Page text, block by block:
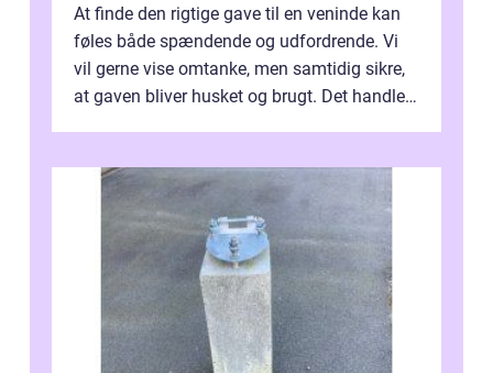
At finde den rigtige gave til en veninde kan
føles både spændende og udfordrende. Vi
vil gerne vise omtanke, men samtidig sikre,
at gaven bliver husket og brugt. Det handler